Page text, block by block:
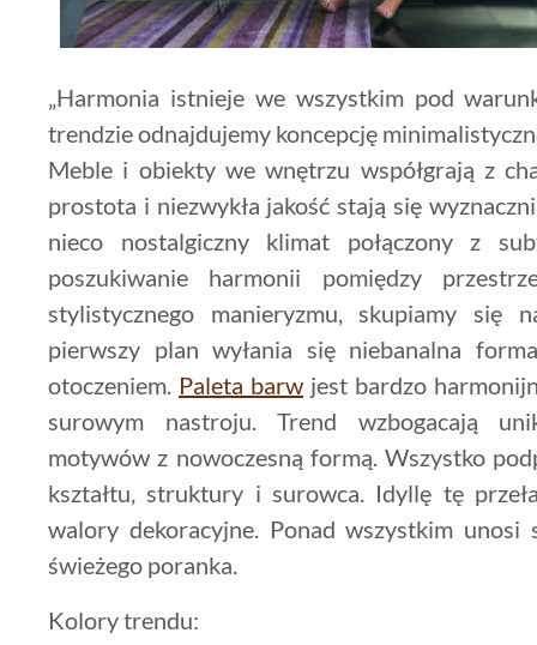
„Harmonia istnieje we wszystkim pod
trendzie odnajdujemy koncepcję
Meble i obiekty we wnętrzu współgrają z
prostota i niezwykła jakość stają się
nieco nostalgiczny klimat połączony z
poszukiwanie harmonii pomiędzy
stylistycznego manieryzmu, skupiamy się
pierwszy plan wyłania się niebanalna
otoczeniem. Paleta barw jest bardzo
surowym nastroju. Trend wzbogacają
motywów z nowoczesną formą. Wszystko
kształtu, struktury i surowca. Idyllę tę
walory dekoracyjne. Ponad wszystkim
świeżego poranka.
Kolory trendu: